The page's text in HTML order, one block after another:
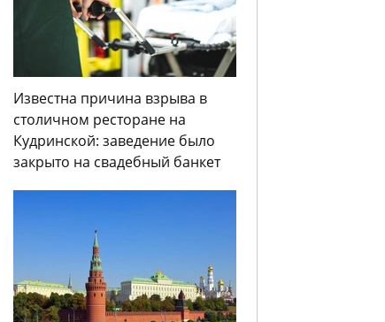
Известна причина взрыва в
столичном ресторане на
Кудринской: заведение было
закрыто на свадебный банкет